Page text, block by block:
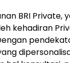
BRI
kehadiran